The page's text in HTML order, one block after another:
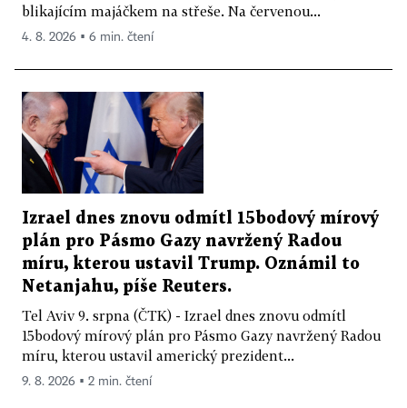
blikajícím majáčkem na střeše. Na červenou...
4. 8. 2026 ▪ 6 min. čtení
Izrael dnes znovu odmítl 15bodový mírový
plán pro Pásmo Gazy navržený Radou
míru, kterou ustavil Trump. Oznámil to
Netanjahu, píše Reuters.
Tel Aviv 9. srpna (ČTK) - Izrael dnes znovu odmítl
15bodový mírový plán pro Pásmo Gazy navržený Radou
míru, kterou ustavil americký prezident...
9. 8. 2026 ▪ 2 min. čtení